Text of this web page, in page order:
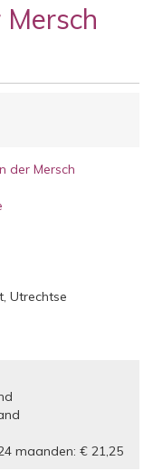
der Mersch
Utrechtse
maanden: € 21,25